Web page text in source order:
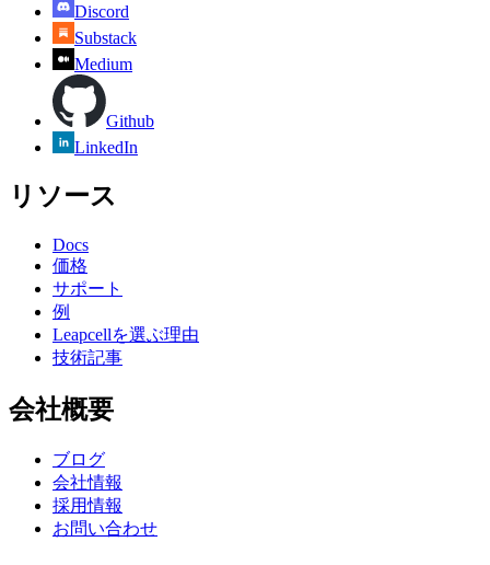
Discord
Substack
Medium
Github
LinkedIn
リソース
Docs
価格
サポート
例
Leapcellを選ぶ理由
技術記事
会社概要
ブログ
会社情報
採用情報
お問い合わせ